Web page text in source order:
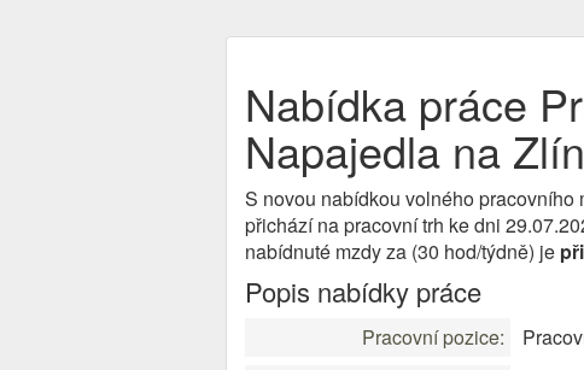
Nabídka práce
Napajedla na
S novou nabídkou volného pracovního
přichází na pracovní trh ke dni
nabídnuté mzdy za (30 hod/týdně) je
Popis nabídky práce
Pracovní pozice: